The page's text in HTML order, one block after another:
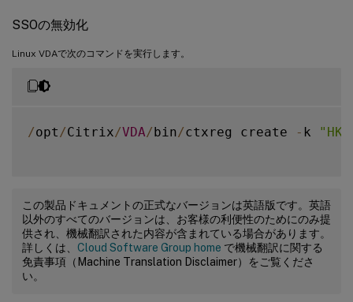
SSOの無効化
Linux VDAで次のコマンドを実行します。
/opt /Citrix/VDA/bin/ctxreg create - k
この製品ドキュメントの正式なバージョンは英語版です。英語
以外のすべてのバージョンは、お客様の利便性のためにのみ提
供され、機械翻訳された内容が含まれている場合があります。
詳しくは、 Cloud Software Group home で機械翻訳に関する
免責事項（Machine Translation Disclaimer）をご覧くださ
い。